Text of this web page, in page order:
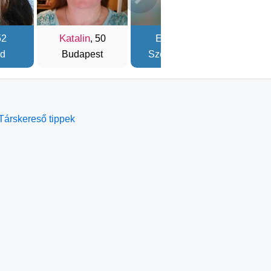
Katalin, 50
Budapest
Edina
Szombathely
tippek